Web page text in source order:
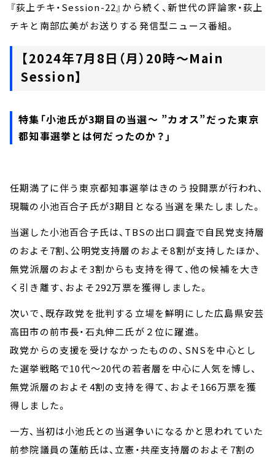
『荻上チキ・Session-22』から続く、新世代の評論家・荻上
チキと南部広美がお送りする発信型ニュース番組。
【2024年7月8日（月）20時～Main
Session】
特集「小池氏が3期目の当選～ ”カオス”だった東京
都知事選挙とは何だったのか？」
任期満了に伴う東京都知事選挙はきのう投開票が行われ、
現職の小池百合子氏が3期目となる当選を果たしました。
当選した小池百合子氏は、TBSの出口調査で自民党支持層
のおよそ7割、公明党支持層のおよそ8割が支持したほか、
無党派層のおよそ3割からも支持を得て、他の候補を大き
く引き離す、およそ292万票を獲得しました。
次いで、既存政党を批判する立場を鮮明にした広島県安芸
高田市の前市長・石丸伸二氏が２位に躍進。
政党からの支援を受けなかったものの、SNSを中心とし
た選挙戦略で10代～20代の若者層を中心に人気を博し、
無党派層のおよそ4割の支持を得て、およそ166万票を獲
得しました。
一方、当初は小池氏との当選争いになるかと思われていた
前参院議員の蓮舫氏は、立憲・共産支持層のおよそ7割の